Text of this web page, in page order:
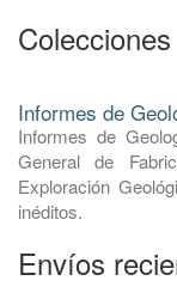
Colecciones
Informes de
Informes de
General de
Exploración
inéditos.
Envíos